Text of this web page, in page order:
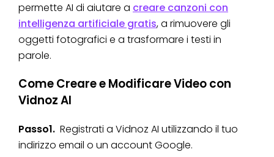
permette AI di aiutare a creare canzoni con
intelligenza artificiale gratis, a rimuovere gli
oggetti fotografici e a trasformare i testi in
parole.
Come Creare e Modificare Video con
Vidnoz AI
Passo1. Registrati a Vidnoz AI utilizzando il tuo
indirizzo email o un account Google.